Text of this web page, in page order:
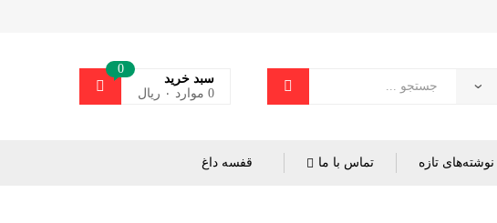
0
سبد خرید
0 موارد ۰ ریال
نوشته‌های تازه تماس با ما قفسه داغ